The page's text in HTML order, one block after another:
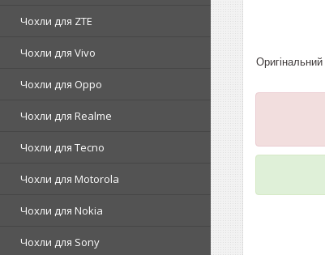
Чохли для ZTE
Чохли для Vivo
Чохли для Oppo
Чохли для Realme
Чохли для Tecno
Чохли для Motorola
Чохли для Nokia
Чохли для Sony
Оригінальний